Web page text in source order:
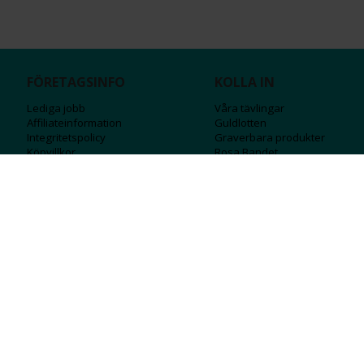
FÖRETAGSINFO
Lediga jobb
Affiliateinformation
Integritetspolicy
Köpvillkor
KOLLA IN
Våra tävlingar
Guldlotten
Graverbara produkter
Rosa Bandet